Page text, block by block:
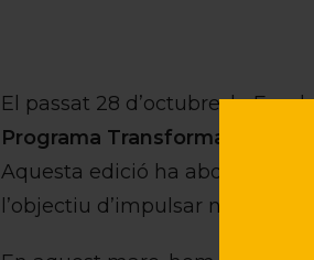
El passat 28 d’octubre, la
Programa Transforma del Hub
Aquesta edició ha abordat el
l’objectiu d’impulsar nous